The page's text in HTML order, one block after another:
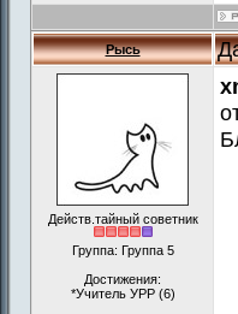
Рысь
Действ.тайный советник
Группа: Группа 5
Достижения:
*Учитель УРР (6)